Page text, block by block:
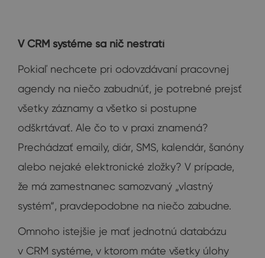
V CRM systéme sa nič nestratí
Pokiaľ nechcete pri odovzdávaní pracovnej
agendy na niečo zabudnúť, je potrebné prejsť
všetky záznamy a všetko si postupne
odškrtávať. Ale čo to v praxi znamená?
Prechádzať emaily, diár, SMS, kalendár, šanóny
alebo nejaké elektronické zložky? V prípade,
že má zamestnanec samozvaný „vlastný
systém“, pravdepodobne na niečo zabudne.
Omnoho istejšie je mať jednotnú databázu
v CRM systéme, v ktorom máte všetky úlohy